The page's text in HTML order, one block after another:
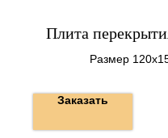
Плита
Размер
Заказать